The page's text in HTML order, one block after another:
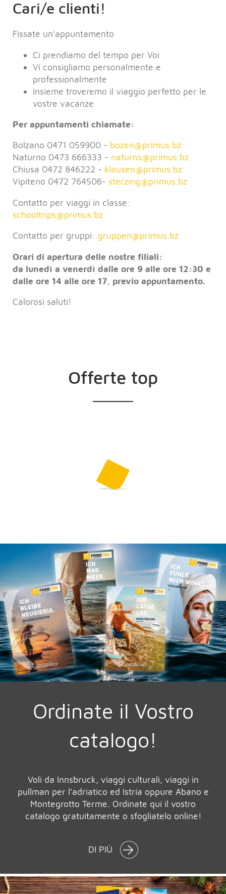
Cari/e clienti!
Fissate un'appuntamento
Ci prendiamo del tempo per Voi
Vi consigliamo personalmente e
professionalmente
Insieme troveremo il viaggio perfetto per le
vostre vacanze
Per appuntamenti chiamate:
Bolzano 0471 059900 - bozen@primus.bz
Naturno 0473 666333 - naturns@primus.bz
Chiusa 0472 846222 - klausen@primus.bz
Vipiteno 0472 764506- sterzing@primus.bz
Contatto per viaggi in classe:
schooltrips@primus.bz
Contatto per gruppi: gruppen@primus.bz
Orari di apertura delle nostre filiali:
da lunedì a venerdì dalle ore 9 alle ore 12:30 e
dalle ore 14 alle ore 17, previo appuntamento.
Calorosi saluti!
Offerte top
Ordinate il Vostro
catalogo!
Voli da Innsbruck, viaggi culturali, viaggi in
pullman per l'adriatico ed Istria oppure Abano e
Montegrotto Terme. Ordinate qui il vostro
catalogo gratuitamente o sfogliatelo online!
DI PIÙ